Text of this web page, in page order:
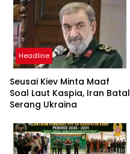
Headline
Seusai Kiev Minta Maaf
Soal Laut Kaspia, Iran Batal
Serang Ukraina